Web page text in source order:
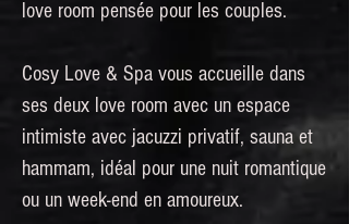
love room pensée pour les couples.
Cosy Love & Spa vous accueille dans
ses deux love room avec un espace
intimiste avec jacuzzi privatif, sauna et
hammam, idéal pour une nuit romantique
ou un week-end en amoureux.